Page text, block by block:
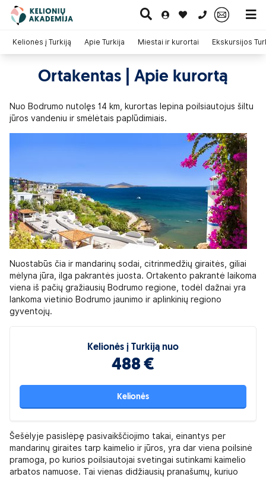
0 700 11007
Kelionės į Turkiją Apie Turkija Miestai ir kurortai Ekskursijos
Ortakentas | Apie kurortą
Nuo Bodrumo nutolęs 14 km, kurortas lepina poilsiautojus šiltu
jūros vandeniu ir smėlėtais paplūdimiais.
Nuostabūs čia ir mandarinų sodai, citrinmedžių giraitės, giliai
mėlyna jūra, ilga pakrantės juosta. Ortakento pakrantė laikoma
viena iš pačių gražiausių Bodrumo regione, todėl dažnai yra
lankoma vietinio Bodrumo jaunimo ir aplinkinių regiono
gyventojų.
Kelionės į Turkiją nuo
488 €
Kelionės
Šešėlyje pasislėpę pasivaikščiojimo takai, einantys per
mandarinų giraites tarp kaimelio ir jūros, yra dar viena poilsinė
pramoga, po kurios poilsiautojai svetingai sutinkami kaimelio
arbatos namuose. Tai vienas didžiausių pranašumų, kuriuo